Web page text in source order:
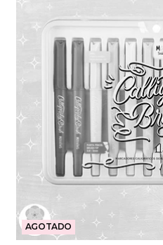
AGOTADO